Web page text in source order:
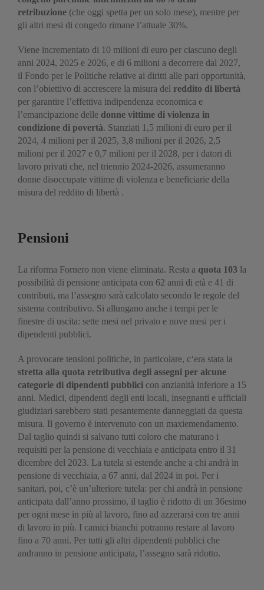
retribuzione (che oggi spetta per un solo mese), mentre per
gli altri mesi di congedo rimane l’attuale 30%.
Viene incrementato di 10 milioni di euro per ciascuno degli
anni 2024, 2025 e 2026, e di 6 milioni a decorrere dal 2027,
il Fondo per le Politiche relative ai diritti alle pari opportunità,
con l’obiettivo di accrescere la misura del reddito di libertà
per garantire l’effettiva indipendenza economica e
l’emancipazione delle donne vittime di violenza in
condizione di povertà. Stanziati 1,5 milioni di euro per il
2024, 4 milioni per il 2025, 3,8 milioni per il 2026, 2,5
milioni per il 2027 e 0,7 milioni per il 2028, per i datori di
lavoro privati che, nel triennio 2024-2026, assumeranno
donne disoccupate vittime di violenza e beneficiarie della
misura del reddito di libertà .
Pensioni
La riforma Fornero non viene eliminata. Resta a quota 103 la
possibilità di pensione anticipata con 62 anni di età e 41 di
contributi, ma l’assegno sarà calcolato secondo le regole del
sistema contributivo. Si allungano anche i tempi per le
finestre di uscita: sette mesi nel privato e nove mesi per i
dipendenti pubblici.
A provocare tensioni politiche, in particolare, c‘era stata la
stretta alla quota retributiva degli assegni per alcune
categorie di dipendenti pubblici con anzianità inferiore a 15
anni. Medici, dipendenti degli enti locali, insegnanti e ufficiali
giudiziari sarebbero stati pesantemente danneggiati da questa
misura. Il governo è intervenuto con un maxiemendamento.
Dal taglio quindi si salvano tutti coloro che maturano i
requisiti per la pensione di vecchiaia e anticipata entro il 31
dicembre del 2023. La tutela si estende anche a chi andrà in
pensione di vecchiaia, a 67 anni, dal 2024 in poi. Per i
sanitari, poi, c’è un’ulteriore tutela: per chi andrà in pensione
anticipata dall’anno prossimo, il taglio è ridotto di un 36esimo
per ogni mese in più al lavoro, fino ad azzerarsi con tre anni
di lavoro in più. I camici bianchi potranno restare al lavoro
fino a 70 anni. Per tutti gli altri dipendenti pubblici che
andranno in pensione anticipata, l’assegno sarà ridotto.